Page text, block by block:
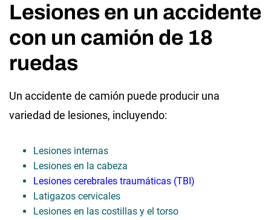
Lesiones en un accidente
con un camión de 18
ruedas
Un accidente de camión puede producir una
variedad de lesiones, incluyendo:
Lesiones internas
Lesiones en la cabeza
Lesiones cerebrales traumáticas (TBI)
Latigazos cervicales
Lesiones en las costillas y el torso